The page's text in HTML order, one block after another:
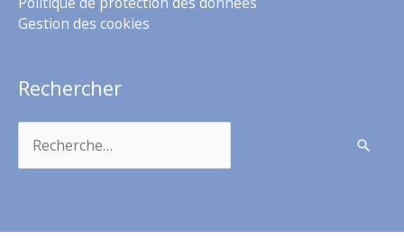
Gestion des cookies
Rechercher